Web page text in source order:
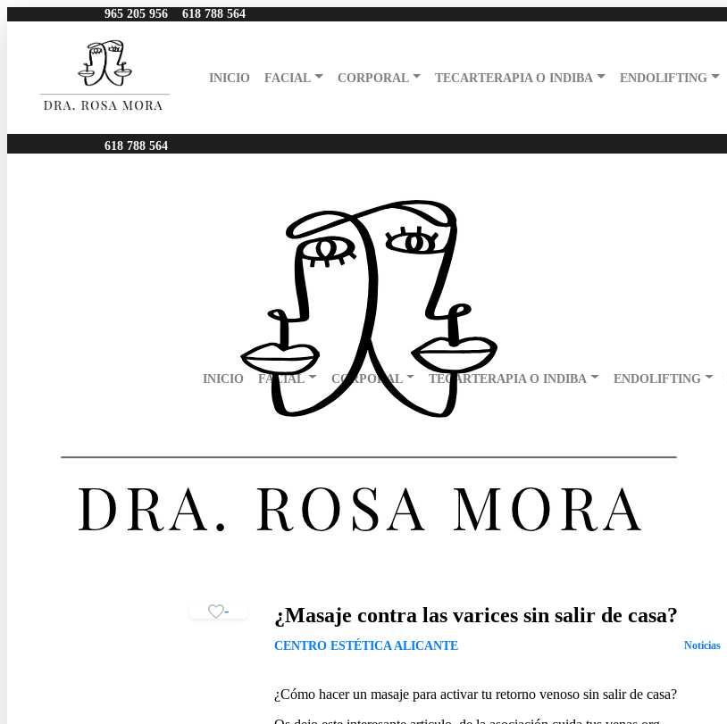
965 205 956 618 788 564
INICIO FACIAL CORPORAL TECARTERAPIA O INDIBA ENDOLIFTING
618 788 564
INICIO FACIAL CORPORAL TECARTERAPIA O INDIBA ENDOLIFTING
- ¿Masaje contra las varices sin salir de casa?
CENTRO ESTÉTICA ALICANTE Noticias
¿Cómo hacer un masaje para activar tu retorno venoso sin salir de casa?